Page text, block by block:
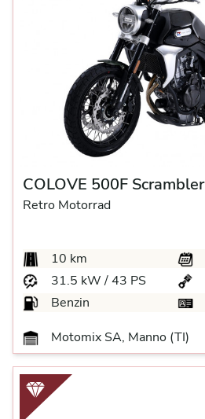
COLOVE 500F Scrambler
Retro Motorrad
10 km
31.5 kW / 43 PS
Benzin
Motomix SA, Manno (TI)